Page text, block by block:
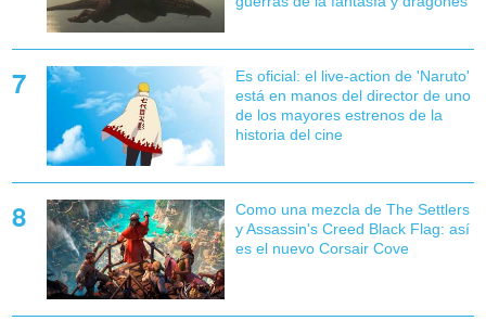
Es oficial: el live-action de 'Naruto'
está en manos del director de uno
de los mayores estrenos de la
historia del cine
Como una mezcla de The Settlers
y Assassin's Creed Black Flag: así
es el nuevo Corsair Cove